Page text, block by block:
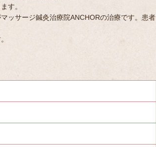
す。
ッサージ鍼灸治療院ANCHORの治療です。患者